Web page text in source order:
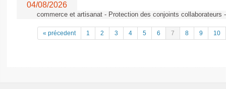
04/08/2026
commerce et artisanat - Protection des conjoints collaborateurs
« précedent 1 2 3 4 5 6 7 8 9 10